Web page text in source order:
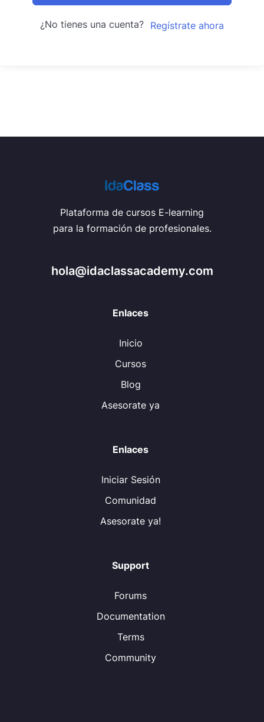
¿No tienes una cuenta? Regístrate ahora
Plataforma de cursos E-learning
para la formación de profesionales.
hola@idaclassacademy.com
Enlaces
Inicio
Cursos
Blog
Asesorate ya
Enlaces
Iniciar Sesión
Comunidad
Asesorate ya!
Support
Forums
Documentation
Terms
Community